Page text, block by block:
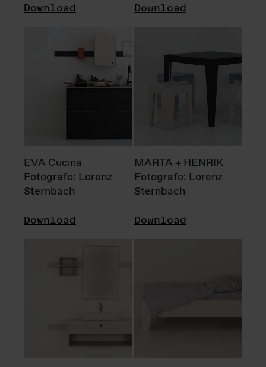
Download Download
EVA Cucina
Fotografo: Lorenz
Sternbach
Download
MARTA + HENRIK
Fotografo: Lorenz
Sternbach
Download